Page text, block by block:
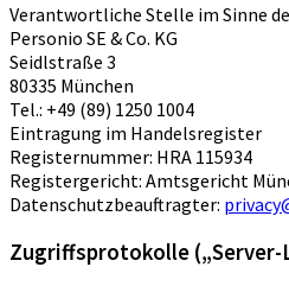
Verantwortliche Stelle im Sinne
Personio SE & Co. KG
Seidlstraße 3
80335 München
Tel.: +49 (89) 1250 1004
Eintragung im Handelsregister
Registernummer: HRA 115934
Registergericht: Amtsgericht
Datenschutzbeauftragter:
Zugriffsprotokolle („Server-